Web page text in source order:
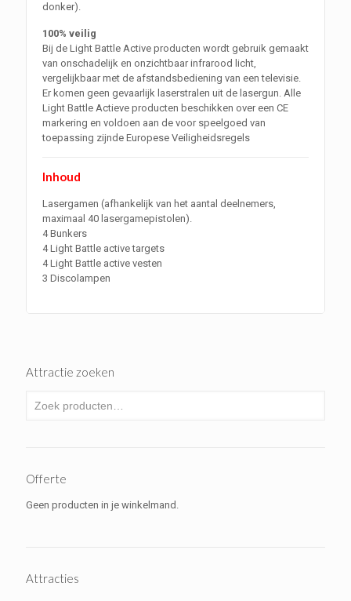
donker).
100% veilig
Bij de Light Battle Active producten wordt gebruik gemaakt
van onschadelijk en onzichtbaar infrarood licht,
vergelijkbaar met de afstandsbediening van een televisie.
Er komen geen gevaarlijk laserstralen uit de lasergun. Alle
Light Battle Actieve producten beschikken over een CE
markering en voldoen aan de voor speelgoed van
toepassing zijnde Europese Veiligheidsregels
Inhoud
Lasergamen (afhankelijk van het aantal deelnemers,
maximaal 40 lasergamepistolen).
4 Bunkers
4 Light Battle active targets
4 Light Battle active vesten
3 Discolampen
Attractie zoeken
Offerte
Geen producten in je winkelmand.
Attracties